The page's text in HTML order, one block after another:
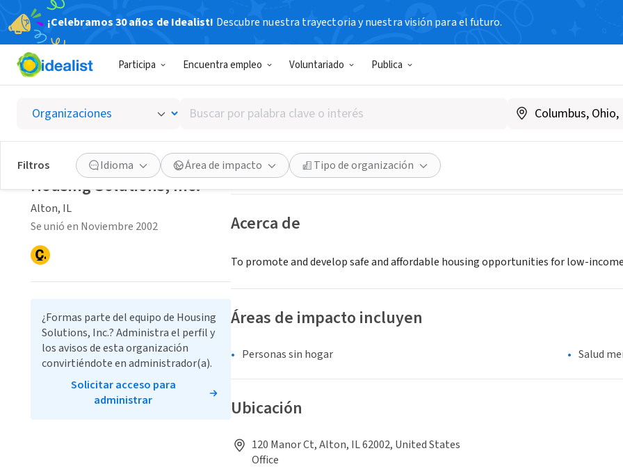
¡Celebramos 30 años de Idealist! Descubre nuestra trayectoria y nuestra visión para el futuro.
Participa Encuentra empleo Voluntariado Publica
Buscar
por
palabra
clave
o
interés
Filtros Idioma Área de impacto Tipo de organización
Housing Solutions, Inc.
Alton, IL
Guardar Compartir
Acerca de
To promote and develop safe and affordable housing opportunities for low-
Áreas de impacto incluyen
Personas sin hogar Salud
Ubicación
120 Manor Ct, Alton, IL 62002, United States
Office
Housing Solutions, Inc.
Alton, IL
Se unió en Noviembre 2002
¿Formas parte del equipo de Housing
Solutions, Inc.? Administra el perfil y
los avisos de esta organización
convirtiéndote en administrador(a).
Solicitar acceso para
administrar